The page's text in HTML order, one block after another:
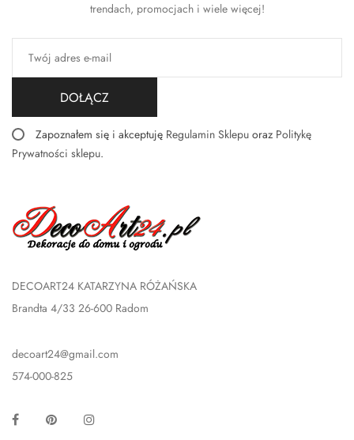
trendach, promocjach i wiele więcej!
DOŁĄCZ
Zapoznałem się i akceptuję Regulamin Sklepu oraz Politykę
Prywatności sklepu.
DECOART24 KATARZYNA RÓŻAŃSKA
Brandta 4/33 26-600 Radom
decoart24@gmail.com
574-000-825
Facebook Pinterest